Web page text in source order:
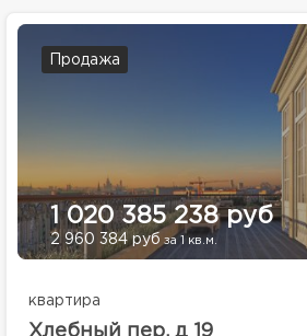
Продажа
1 020 385 238 руб
2 960 384 руб за 1 кв.м.
квартира
Хлебный пер, д 19